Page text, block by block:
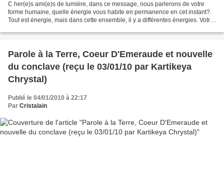
C her(e)s ami(e)s de lumière, dans ce message, nous parlerons de votre
forme humaine, quelle énergie vous habite en permanence en cet instant?.
Tout est énergie, mais dans cette ensemble, il y a différentes énergies. Votre
Parole à la Terre, Coeur D'Emeraude et nouvelle
du conclave (reçu le 03/01/10 par Kartikeya
Chrystal)
Publié le 04/01/2010 à 22:17
Par Cristalain